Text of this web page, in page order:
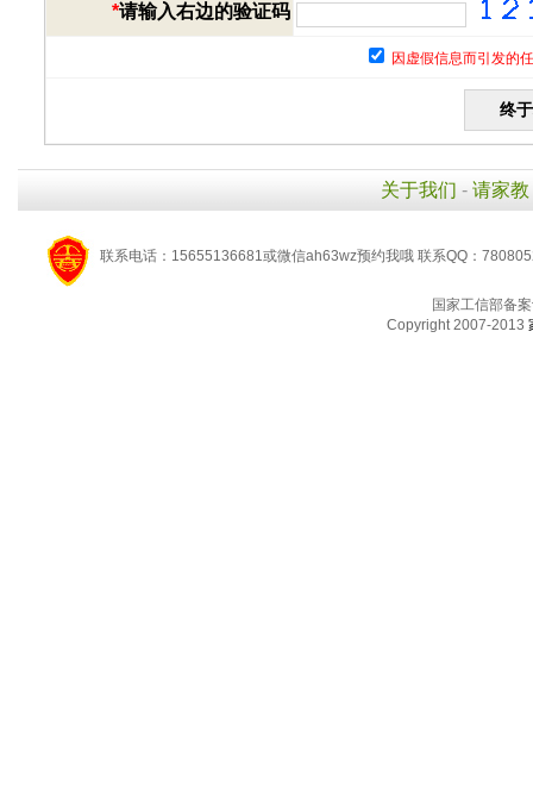
*请输入右边的验证码
因虚假信息而引发的
关于我们 - 请家教
联系电话：15655136681或微信ah63wz预约我哦 联系QQ：
国家工信部备
Copyright 2007-2013